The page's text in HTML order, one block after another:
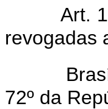
Art.
revogadas
72º da